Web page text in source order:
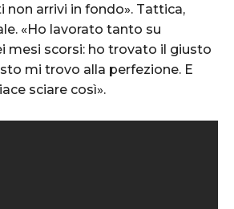
arrivi in fondo». Tattica,
«Ho lavorato tanto su
mesi scorsi: ho trovato il giusto
mi trovo alla perfezione. E
sciare così».